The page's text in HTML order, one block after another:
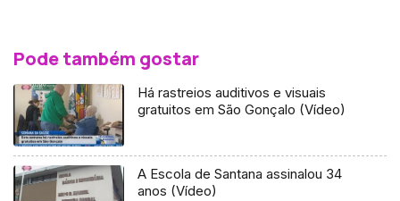
Pode também gostar
Há rastreios auditivos e visuais
gratuitos em São Gonçalo (Vídeo)
A Escola de Santana assinalou 34
anos (Vídeo)